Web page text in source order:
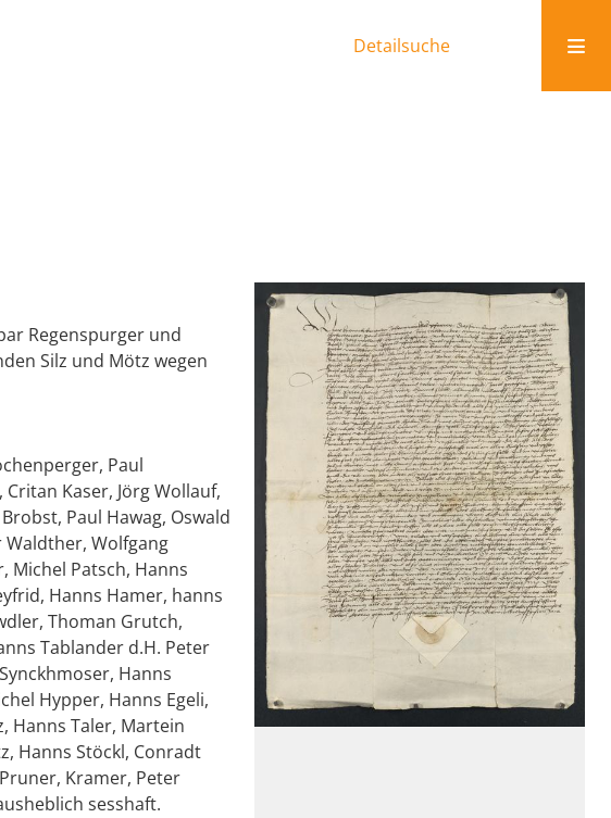
Detailsuche
Regenspurger und
Silz und Mötz wegen
Paul
Kaser, Jörg Wollauf,
Paul Hawag, Oswald
Waldther, Wolfgang
Michel Patsch, Hanns
Hanns Hamer, hanns
Thoman Grutch,
Tablander d.H. Peter
Hanns
Hypper, Hanns Egeli,
Hanns Taler, Martein
Hanns Stöckl, Conradt
Kramer, Peter
sesshaft.